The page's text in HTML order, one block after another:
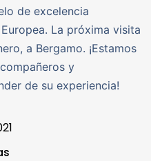
de excelencia
La próxima visita
a Bergamo. ¡Estamos
y
de su experiencia!